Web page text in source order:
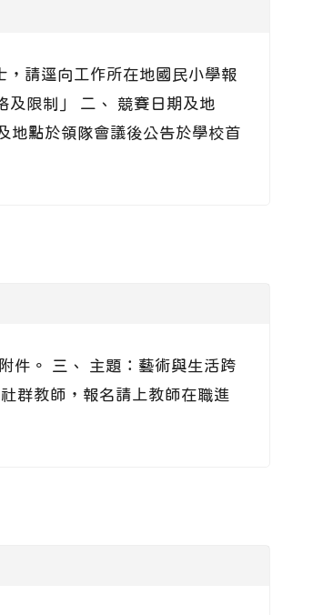
請逕向工作所在地國民小學報
及限制」 二、 競賽日期及地
地點於領隊會議後公告於學校首
件。 三、 主題：藝術與生活跨
群教師，報名請上教師在職進